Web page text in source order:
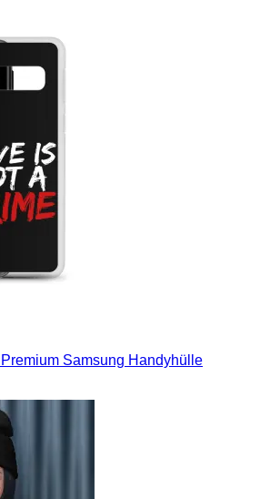
Samsung Handyhülle